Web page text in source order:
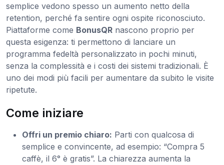
semplice vedono spesso un aumento netto della
retention, perché fa sentire ogni ospite riconosciuto.
Piattaforme come BonusQR nascono proprio per
questa esigenza: ti permettono di lanciare un
programma fedeltà personalizzato in pochi minuti,
senza la complessità e i costi dei sistemi tradizionali. È
uno dei modi più facili per aumentare da subito le visite
ripetute.
Come iniziare
Offri un premio chiaro: Parti con qualcosa di
semplice e convincente, ad esempio: “Compra 5
caffè, il 6° è gratis”. La chiarezza aumenta la